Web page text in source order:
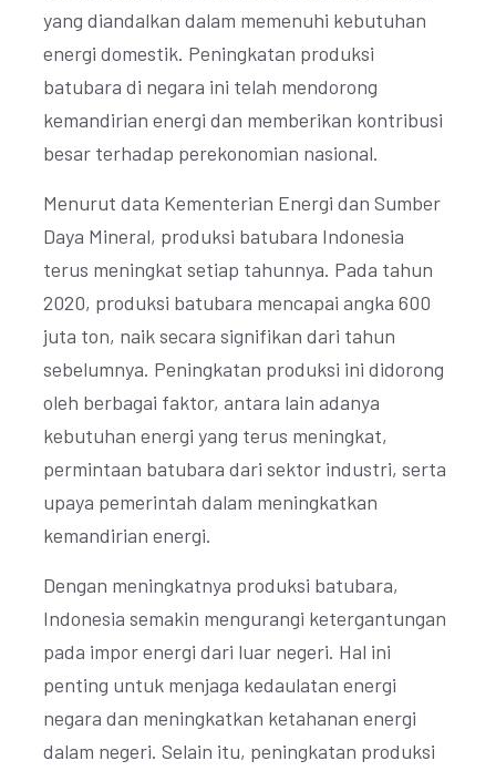
yang diandalkan dalam memenuhi kebutuhan
energi domestik. Peningkatan produksi
batubara di negara ini telah mendorong
kemandirian energi dan memberikan kontribusi
besar terhadap perekonomian nasional.
Menurut data Kementerian Energi dan Sumber
Daya Mineral, produksi batubara Indonesia
terus meningkat setiap tahunnya. Pada tahun
2020, produksi batubara mencapai angka 600
juta ton, naik secara signifikan dari tahun
sebelumnya. Peningkatan produksi ini didorong
oleh berbagai faktor, antara lain adanya
kebutuhan energi yang terus meningkat,
permintaan batubara dari sektor industri, serta
upaya pemerintah dalam meningkatkan
kemandirian energi.
Dengan meningkatnya produksi batubara,
Indonesia semakin mengurangi ketergantungan
pada impor energi dari luar negeri. Hal ini
penting untuk menjaga kedaulatan energi
negara dan meningkatkan ketahanan energi
dalam negeri. Selain itu, peningkatan produksi